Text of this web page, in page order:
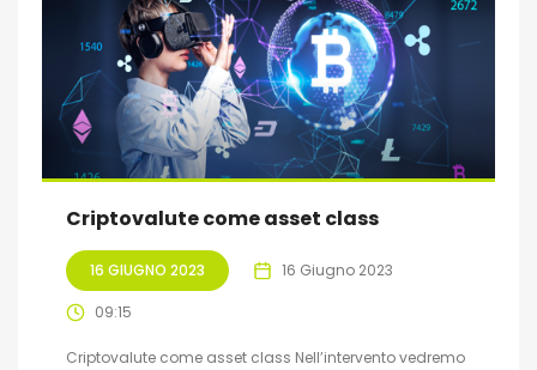
Criptovalute come asset class
16 GIUGNO 2023 16 Giugno 2023
09:15
Criptovalute come asset class Nell’intervento vedremo